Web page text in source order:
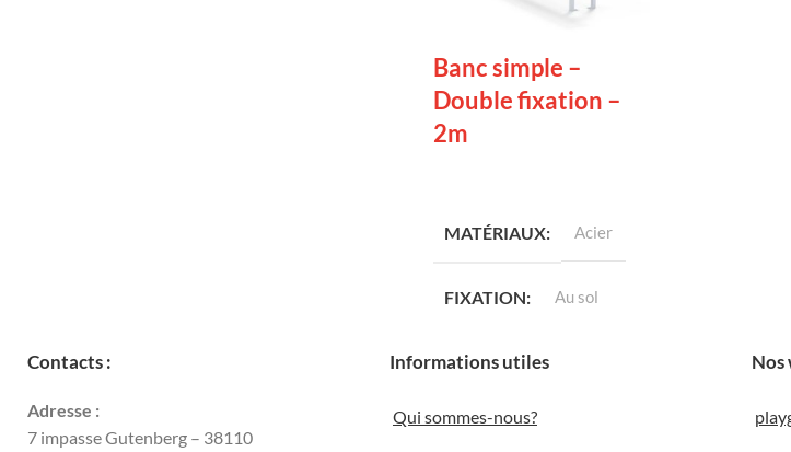
Banc simple –
Double fixation –
2m
MATÉRIAUX
Acier
FIXATION Au sol
HAUTEUR
LONGUEUR
Contacts :
Adresse :
7 impasse Gutenberg – 38110
Informations utiles
Qui sommes-nous?
Nos